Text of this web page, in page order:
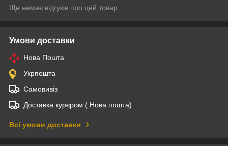
Ще немає відгуків про цей товар
Умови доставки
Нова Пошта
Укрпошта
Самовивіз
Доставка курєром ( Нова пошта)
Всі умови доставки